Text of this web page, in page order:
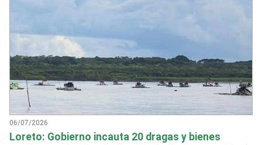
06/07/2026
Loreto: Gobierno incauta 20 dragas y bienes